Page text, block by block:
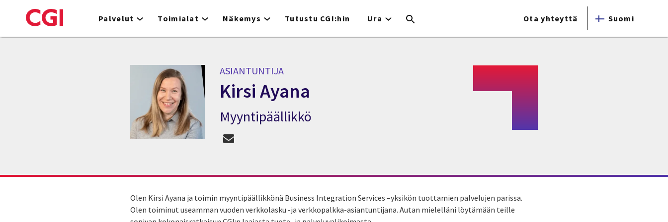
to
Palvelut Toimialat Näkemys Tutustu CGI:hin Ura Ota yhteyttä Suomi
ASIANTUNTIJA
Kirsi Ayana
Asiantuntija Kirsi Ayana
Myyntipäällikkö
Olen Kirsi Ayana ja toimin myyntipäällikkönä Business Integration Services –yksikön tuottamien palvelujen parissa.
Olen toiminut useamman vuoden verkkolasku -ja verkkopalkka-asiantuntijana. Autan mielelläni löytämään teille